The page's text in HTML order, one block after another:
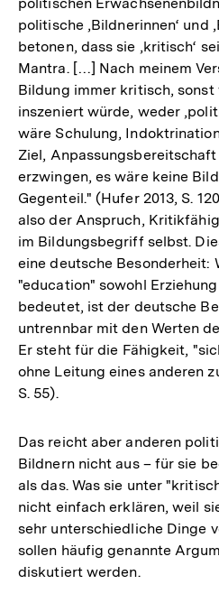
politische ‚Bildnerinnen‘ und
betonen, dass sie ‚kritisch‘
Mantra. […] Nach meinem
Bildung immer kritisch, sonst
inszeniert würde, weder
wäre Schulung,
Ziel, Anpassungsbereitschaft
erzwingen, es wäre keine
Gegenteil." (Hufer 2013, S.
also der Anspruch,
im Bildungsbegriff selbst.
eine deutsche Besonderheit:
"education" sowohl
bedeutet, ist der deutsche
untrennbar mit den Werten
Er steht für die Fähigkeit,
ohne Leitung eines anderen
S. 55).
Das reicht aber anderen
Bildnern nicht aus – für sie
als das. Was sie unter
nicht einfach erklären, weil
sehr unterschiedliche Dinge
sollen häufig genannte
diskutiert werden.